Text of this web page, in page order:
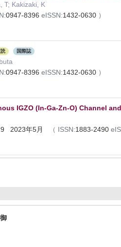
T; Kakizaki, K
0947-8396 eISSN:1432-0630 ）
国際誌
0947-8396 eISSN:1432-0630 ）
IGZO (In-Ga-Zn-O) Channel
2023年5月
（ ISSN:1883-2490